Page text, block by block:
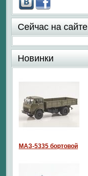
Сейчас на сайте
Новинки
МАЗ-5335 бортовой